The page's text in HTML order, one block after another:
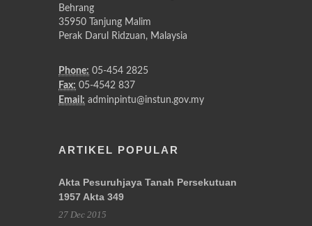
Behrang
35950 Tanjung Malim
Perak Darul Ridzuan, Malaysia
Phone: 05-454 2825
Fax: 05-4542 837
Email: adminpintu@instun.gov.my
ARTIKEL POPULAR
Akta Pesuruhjaya Tanah Persekutuan
1957 Akta 349
27 Dec 2015